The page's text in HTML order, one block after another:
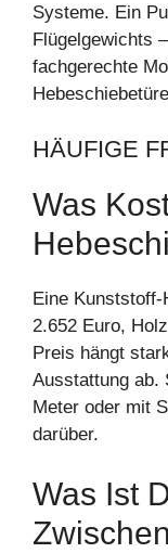
Systeme. Ein
Flügelgewichts
fachgerechte
HÄUFIGE
Was
Eine Kunststoff-
2.652 Euro,
Preis hängt
Ausstattung ab.
Meter oder mit
darüber.
Was Ist